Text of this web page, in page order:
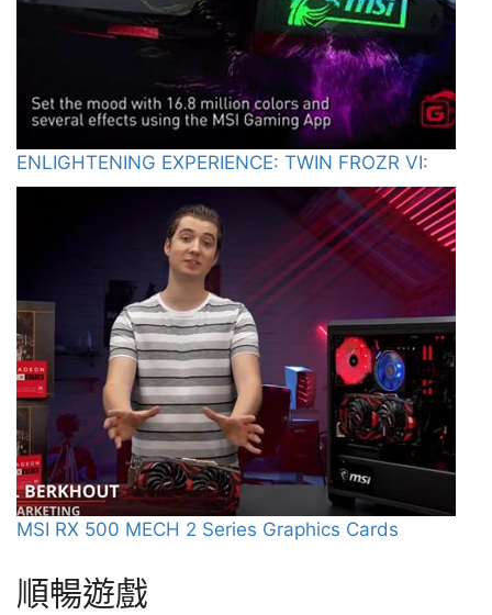
ENLIGHTENING EXPERIENCE: TWIN FROZR VI:
MSI RX 500 MECH 2 Series Graphics Cards
順暢遊戲